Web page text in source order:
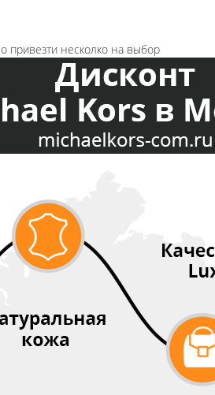
привезти несколко на выбор